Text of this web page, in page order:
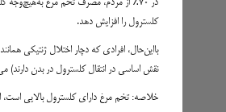
کلسترول را افزایش دهد.
نقش اساسی در انتقال کلسترول در بدن
خلاصه: تخم مرغ دارای کلسترول بالایی است،